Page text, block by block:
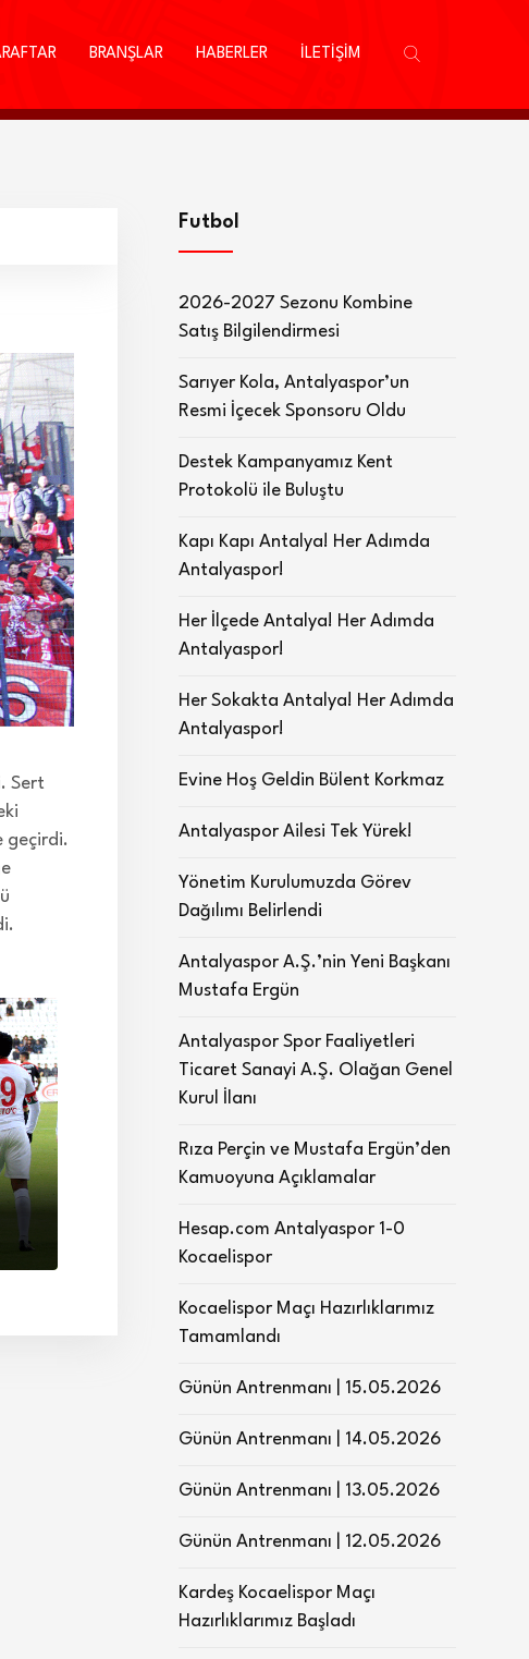
BRANŞLAR HABERLER İLETİŞİM
Sert
geçirdi.
Futbol
2026-2027 Sezonu Kombine
Satış Bilgilendirmesi
Sarıyer Kola, Antalyaspor’un
Resmi İçecek Sponsoru Oldu
Destek Kampanyamız Kent
Protokolü ile Buluştu
Kapı Kapı Antalya! Her Adımda
Antalyaspor!
Her İlçede Antalya! Her Adımda
Antalyaspor!
Her Sokakta Antalya! Her Adımda
Antalyaspor!
Evine Hoş Geldin Bülent Korkmaz
Antalyaspor Ailesi Tek Yürek!
Yönetim Kurulumuzda Görev
Dağılımı Belirlendi
Antalyaspor A.Ş.’nin Yeni Başkanı
Mustafa Ergün
Antalyaspor Spor Faaliyetleri
Ticaret Sanayi A.Ş. Olağan Genel
Kurul İlanı
Rıza Perçin ve Mustafa Ergün’den
Kamuoyuna Açıklamalar
Hesap.com Antalyaspor 1-0
Kocaelispor
Kocaelispor Maçı Hazırlıklarımız
Tamamlandı
Günün Antrenmanı | 15.05.2026
Günün Antrenmanı | 14.05.2026
Günün Antrenmanı | 13.05.2026
Günün Antrenmanı | 12.05.2026
Kardeş Kocaelispor Maçı
Hazırlıklarımız Başladı